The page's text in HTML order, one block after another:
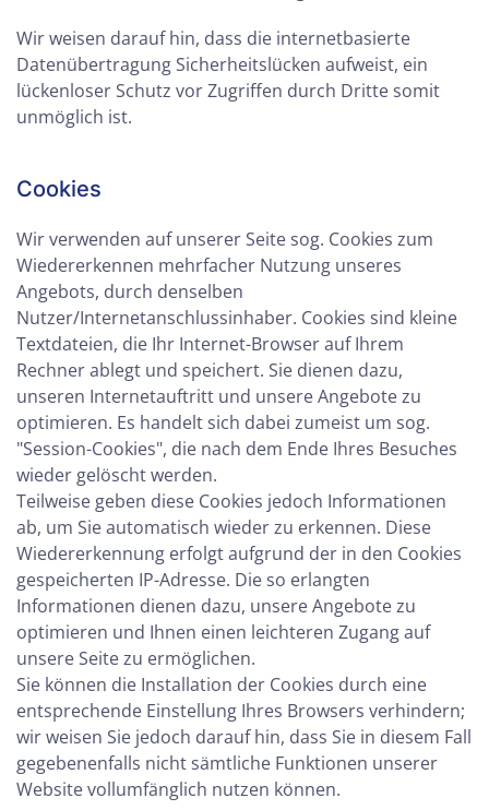
Wir weisen darauf hin, dass die internetbasierte
Datenübertragung Sicherheitslücken aufweist, ein
lückenloser Schutz vor Zugriffen durch Dritte somit
unmöglich ist.
Cookies
Wir verwenden auf unserer Seite sog. Cookies zum
Wiedererkennen mehrfacher Nutzung unseres
Angebots, durch denselben
Nutzer/Internetanschlussinhaber. Cookies sind kleine
Textdateien, die Ihr Internet-Browser auf Ihrem
Rechner ablegt und speichert. Sie dienen dazu,
unseren Internetauftritt und unsere Angebote zu
optimieren. Es handelt sich dabei zumeist um sog.
"Session-Cookies", die nach dem Ende Ihres Besuches
wieder gelöscht werden.
Teilweise geben diese Cookies jedoch Informationen
ab, um Sie automatisch wieder zu erkennen. Diese
Wiedererkennung erfolgt aufgrund der in den Cookies
gespeicherten IP-Adresse. Die so erlangten
Informationen dienen dazu, unsere Angebote zu
optimieren und Ihnen einen leichteren Zugang auf
unsere Seite zu ermöglichen.
Sie können die Installation der Cookies durch eine
entsprechende Einstellung Ihres Browsers verhindern;
wir weisen Sie jedoch darauf hin, dass Sie in diesem Fall
gegebenenfalls nicht sämtliche Funktionen unserer
Website vollumfänglich nutzen können.